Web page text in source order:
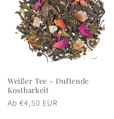
Weißer Tee - Duftende
Kostbarkeit
Normaler
Ab €4,50 EUR